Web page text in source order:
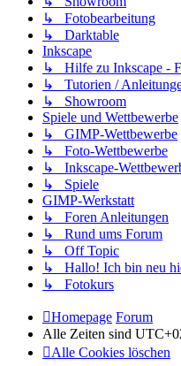
↳ Fotobearbeitung
↳ Darktable
Inkscape
↳ Hilfe zu Inkscape -
↳ Tutorien /
↳ Showroom
Spiele und Wettbewerbe
↳ GIMP-Wettbewerbe
↳ Foto-Wettbewerbe
↳ Inkscape-
↳ Spiele
GIMP-Werkstatt
↳ Foren Anleitungen
↳ Rund ums Forum
↳ Off Topic
↳ Hallo! Ich bin neu
↳ Fotokurs
Homepage Forum
Alle Zeiten sind
Alle Cookies löschen